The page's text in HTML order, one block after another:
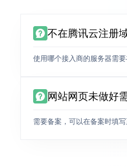
不在腾讯云注册
使用哪个接入商的服务器需
网站网页未做好
需要备案，可以在备案时填